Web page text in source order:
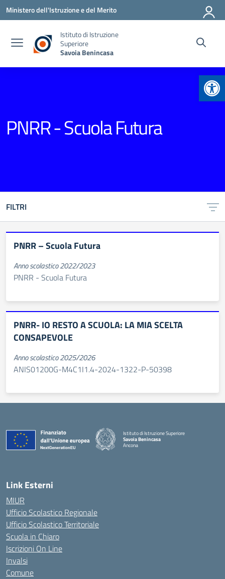
Vai ai contenuti
Vai al menu di navigazione
Vai al footer
Ministero dell'Istruzione e del Merito
Istituto di Istruzione
Superiore
Savoia Benincasa
PNRR - Scuola Futura
FILTRI
PNRR – Scuola Futura
Anno scolastico 2022/2023
PNRR - Scuola Futura
PNRR- IO RESTO A SCUOLA: LA MIA SCELTA
CONSAPEVOLE
Anno scolastico 2025/2026
ANIS01200G-M4C1I1.4-2024-1322-P-50398
Istituto di Istruzione Superiore
Savoia Benincasa
Ancona
Link Esterni
MIUR
Ufficio Scolastico Regionale
Ufficio Scolastico Territoriale
Scuola in Chiaro
Iscrizioni On Line
Invalsi
Comune